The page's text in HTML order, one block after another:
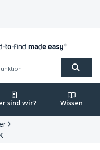
sind wir? Wissen